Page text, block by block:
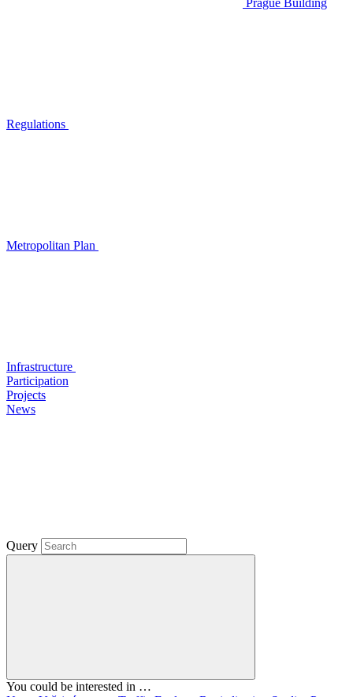
Prague Building
Regulations
Metropolitan Plan
Infrastructure
Participation
Projects
News
Query
You could be interested in …